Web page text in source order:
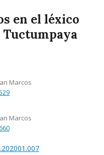
en el léxico
Tuctumpaya
Marcos
Marcos